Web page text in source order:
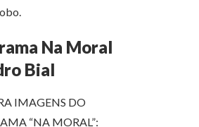
Na Moral
Bial
IMAGENS DO
“NA MORAL”: